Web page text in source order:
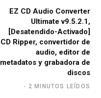
EZ CD Audio Converter
Ultimate v9.5.2.1,
[Desatendido-Activado]
CD Ripper, convertidor de
audio, editor de
metadatos y grabadora de
discos
2 MINUTOS LEÍDOS